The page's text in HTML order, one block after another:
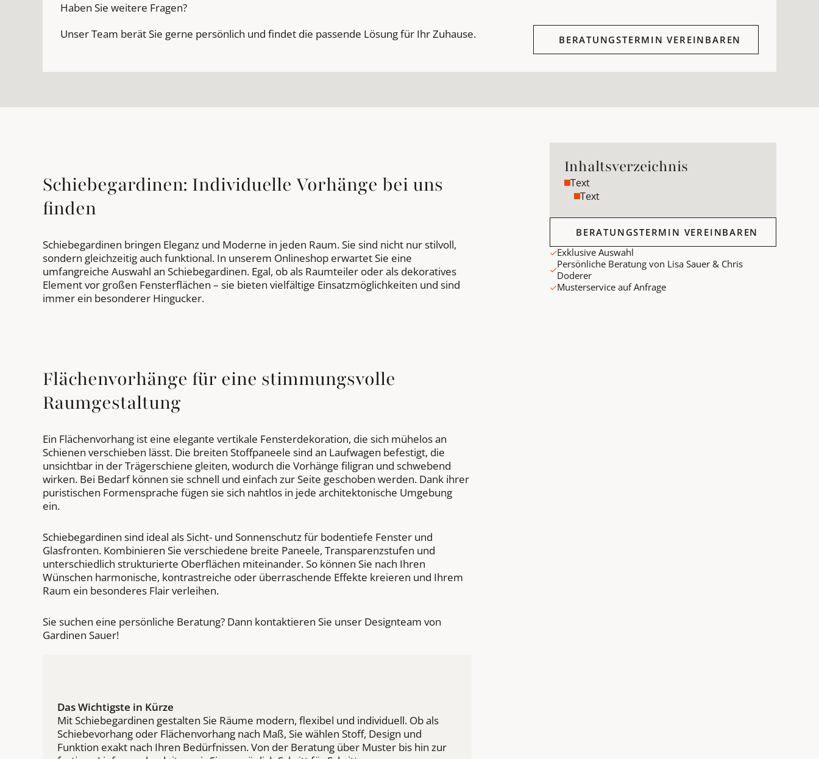
Haben Sie weitere Fragen?
Unser Team berät Sie gerne persönlich und findet die passende Lösung für Ihr Zuhause.
BERATUNGSTERMIN VEREINBAREN
Schiebegardinen: Individuelle Vorhänge bei uns
finden
Schiebegardinen bringen Eleganz und Moderne in jeden Raum. Sie sind nicht nur stilvoll,
sondern gleichzeitig auch funktional. In unserem Onlineshop erwartet Sie eine
umfangreiche Auswahl an Schiebegardinen. Egal, ob als Raumteiler oder als dekoratives
Element vor großen Fensterflächen – sie bieten vielfältige Einsatzmöglichkeiten und sind
immer ein besonderer Hingucker.
Flächenvorhänge für eine stimmungsvolle
Raumgestaltung
Ein Flächenvorhang ist eine elegante vertikale Fensterdekoration, die sich mühelos an
Schienen verschieben lässt. Die breiten Stoffpaneele sind an Laufwagen befestigt, die
unsichtbar in der Trägerschiene gleiten, wodurch die Vorhänge filigran und schwebend
wirken. Bei Bedarf können sie schnell und einfach zur Seite geschoben werden. Dank ihrer
puristischen Formensprache fügen sie sich nahtlos in jede architektonische Umgebung
ein.
Schiebegardinen sind ideal als Sicht- und Sonnenschutz für bodentiefe Fenster und
Glasfronten. Kombinieren Sie verschiedene breite Paneele, Transparenzstufen und
unterschiedlich strukturierte Oberflächen miteinander. So können Sie nach Ihren
Wünschen harmonische, kontrastreiche oder überraschende Effekte kreieren und Ihrem
Raum ein besonderes Flair verleihen.
Sie suchen eine persönliche Beratung? Dann kontaktieren Sie unser Designteam von
Gardinen Sauer!
Das Wichtigste in Kürze
Mit Schiebegardinen gestalten Sie Räume modern, flexibel und individuell. Ob als
Schiebevorhang oder Flächenvorhang nach Maß, Sie wählen Stoff, Design und
Funktion exakt nach Ihren Bedürfnissen. Von der Beratung über Muster bis hin zur
Inhaltsverzeichnis
Text
Text
BERATUNGSTERMIN VEREINBAREN
Exklusive Auswahl
Persönliche Beratung von Lisa Sauer & Chris
Doderer
Musterservice auf Anfrage